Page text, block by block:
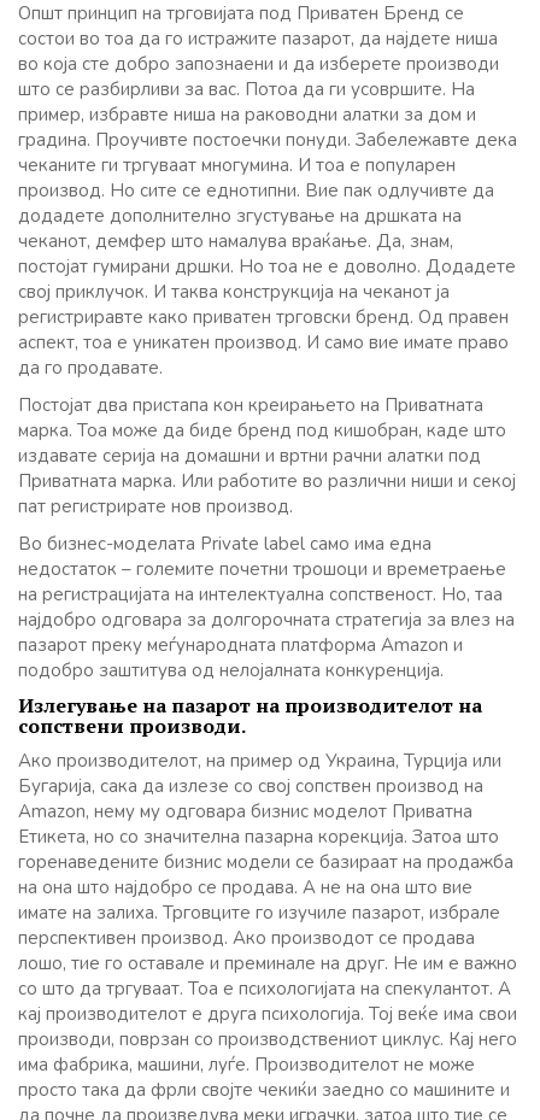
Општ принцип на трговијата под Приватен Бренд се
состои во тоа да го истражите пазарот, да најдете ниша
во која сте добро запознаени и да изберете производи
што се разбирливи за вас. Потоа да ги усовршите. На
пример, избравте ниша на раководни алатки за дом и
градина. Проучивте постоечки понуди. Забележавте дека
чеканите ги тргуваат многумина. И тоа е популарен
производ. Но сите се еднотипни. Вие пак одлучивте да
додадете дополнително згустување на дршката на
чеканот, демфер што намалува враќање. Да, знам,
постојат гумирани дршки. Но тоа не е доволно. Додадете
свој приклучок. И таква конструкција на чеканот ја
регистриравте како приватен трговски бренд. Од правен
аспект, тоа е уникатен производ. И само вие имате право
да го продавате.
Постојат два пристапа кон креирањето на Приватната
марка. Тоа може да биде бренд под кишобран, каде што
издавате серија на домашни и вртни рачни алатки под
Приватната марка. Или работите во различни ниши и секој
пат регистрирате нов производ.
Во бизнес-моделата Private label само има една
недостаток – големите почетни трошоци и времетраење
на регистрацијата на интелектуална сопственост. Но, таа
најдобро одговара за долгорочната стратегија за влез на
пазарот преку меѓународната платформа Amazon и
подобро заштитува од нелојалната конкуренција.
Излегување на пазарот на производителот на
сопствени производи.
Ако производителот, на пример од Украина, Турција или
Бугарија, сака да излезе со свој сопствен производ на
Amazon, нему му одговара бизнис моделот Приватна
Етикета, но со значителна пазарна корекција. Затоа што
горенаведените бизнис модели се базираат на продажба
на она што најдобро се продава. А не на она што вие
имате на залиха. Трговците го изучиле пазарот, избрале
перспективен производ. Ако производот се продава
лошо, тие го оставале и преминале на друг. Не им е важно
со што да тргуваат. Тоа е психологијата на спекулантот. А
кај производителот е друга психологија. Тој веќе има свои
производи, поврзан со производствениот циклус. Кај него
има фабрика, машини, луѓе. Производителот не може
просто така да фрли својте чекиќи заедно со машините и